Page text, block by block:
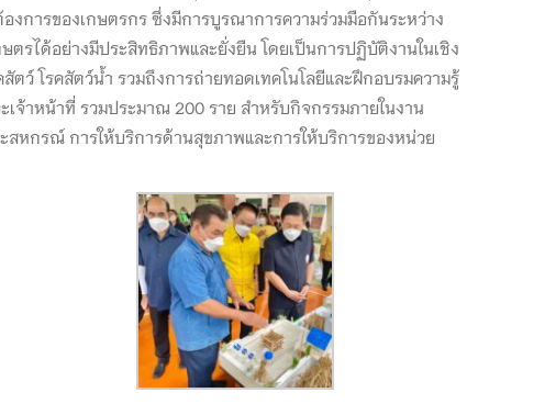
งการของเกษตรกร ซึ่งมีการบูรณาการความร่วมมือกันระหว่าง
รได้อย่างมีประสิทธิภาพและยั่งยืน โดยเป็นการปฏิบัติงานในเชิง
ว์ โรคสัตว์น้ำ รวมถึงการถ่ายทอดเทคโนโลยีและฝึกอบรมความรู้
จ้าหน้าที่ รวมประมาณ 200 ราย สำหรับกิจกรรมภายในงาน
หกรณ์ การให้บริการด้านสุขภาพและการให้บริการของหน่วย